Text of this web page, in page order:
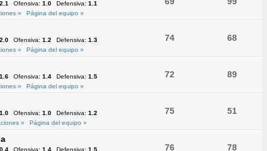
Ofensiva: 1.0 Defensiva: 1.1
»
Página del equipo »
Ofensiva: 1.2 Defensiva: 1.3
»
Página del equipo »
74 68
Ofensiva: 1.4 Defensiva: 1.5
»
Página del equipo »
72 89
Ofensiva: 1.0 Defensiva: 1.2
»
Página del equipo »
75 51
Ofensiva: 1.4 Defensiva: 1.5
76 78